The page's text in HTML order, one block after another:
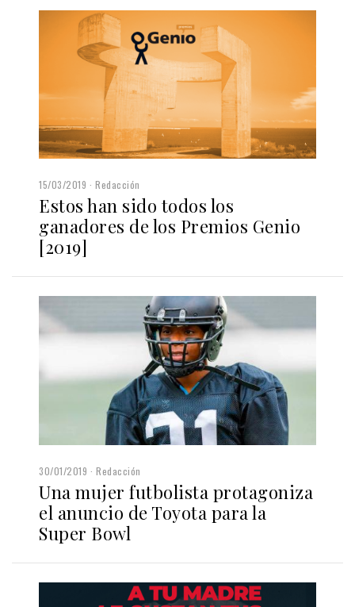
15/03/2019 Redacción
Estos han sido todos los
ganadores de los Premios Genio
[2019]
30/01/2019 Redacción
Una mujer futbolista protagoniza
el anuncio de Toyota para la
Super Bowl